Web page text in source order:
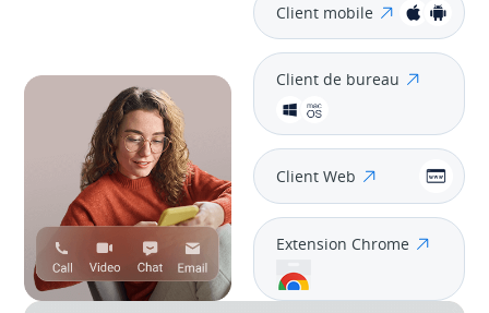
Client mobile
Client de bureau
Client Web
Extension Chrome